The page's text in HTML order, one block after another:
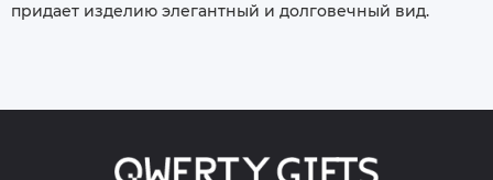
придает изделию элегантный и долговечный вид.